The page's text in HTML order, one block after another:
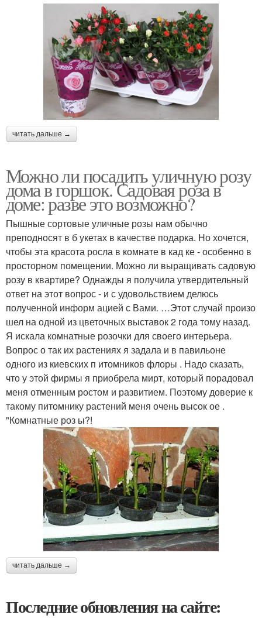
читать дальше →
Можно ли посадить уличную розу
дома в горшок. Садовая роза в
доме: разве это возможно?
Пышные сортовые уличные розы нам обычно
преподносят в б укетах в качестве подарка. Но хочется,
чтобы эта красота росла в комнате в кад ке - особенно в
просторном помещении. Можно ли выращивать садовую
розу в квартире? Однажды я получила утвердительный
ответ на этот вопрос - и с удовольствием делюсь
полученной информ ацией с Вами. …Этот случай произо
шел на одной из цветочных выставок 2 года тому назад.
Я искала комнатные розочки для своего интерьера.
Вопрос о так их растениях я задала и в павильоне
одного из киевских п итомников флоры . Надо сказать,
что у этой фирмы я приобрела мирт, который порадовал
меня отменным ростом и развитием. Поэтому доверие к
такому питомнику растений меня очень высок ое .
"Комнатные роз ы?!
читать дальше →
Последние обновления на сайте: